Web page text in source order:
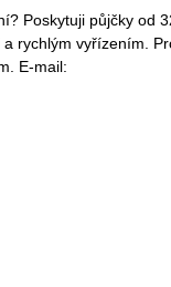
Poskytuji půjčky od
rychlým vyřízením.
E-mail: